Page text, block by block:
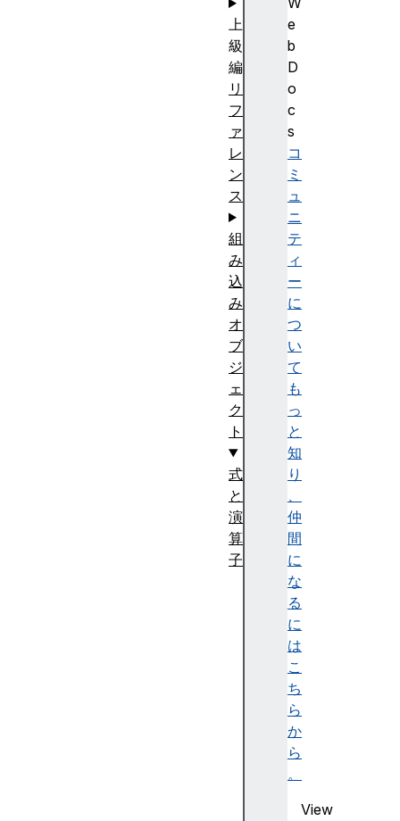
e
b
D
o
c
s
コ
ミ
ュ
ニ
テ
ィ
ー
に
つ
い
て
も
っ
と
知
り
、
仲
間
に
な
る
に
は
こ
ち
ら
か
ら
。
View
上
級
編
リ
フ
ァ
レ
ン
ス
組
み
込
み
オ
ブ
ジ
ェ
ク
ト
式
と
演
算
子